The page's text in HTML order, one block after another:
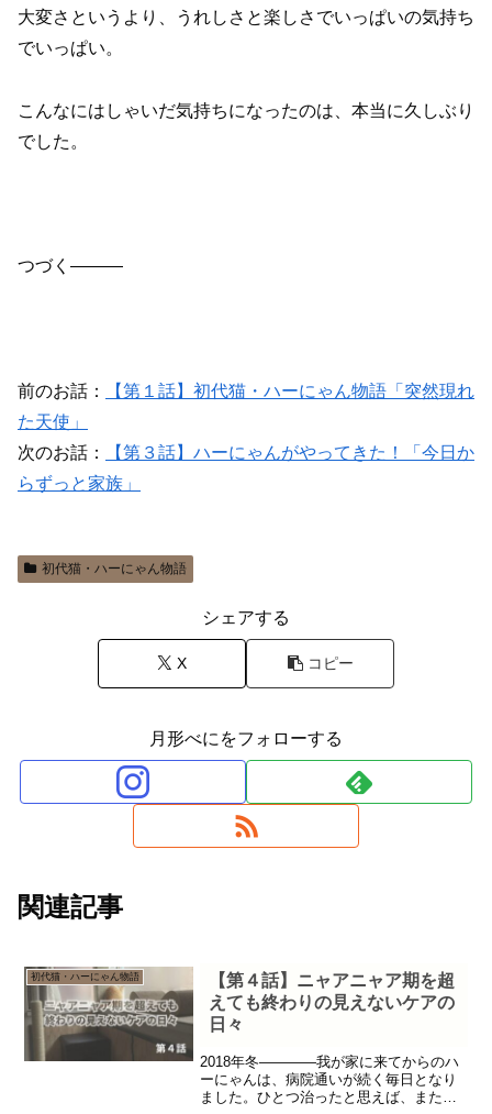
大変さというより、うれしさと楽しさでいっぱいの気持ち
でいっぱい。
こんなにはしゃいだ気持ちになったのは、本当に久しぶり
でした。
つづく———
前のお話：
【第１話】初代猫・ハーにゃん物語「突然現れ
た天使」
次のお話：
【第３話】ハーにゃんがやってきた！「今日か
らずっと家族」
初代猫・ハーにゃん物語
シェアする
X コピー
月形べにをフォローする
関連記事
初代猫・ハーにゃん物語
【第４話】ニャアニャア期を超
えても終わりの見えないケアの
日々
2018年冬————我が家に来てからのハ
ーにゃんは、病院通いが続く毎日となり
ました。ひとつ治ったと思えば、また別